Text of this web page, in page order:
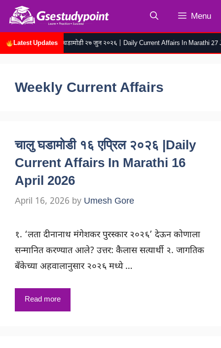
Skip
content
Menu
Latest Updates
रोजच्या चालू घडामोडी २७ जुन २०२६ | Daily Current Affairs In Marathi 27
Weekly Current Affairs
चालु घडामोडी १६ एप्रिल २०२६ |Daily
Current Affairs In Marathi 16
April 2026
April 16, 2026 by Umesh Gore
१. ‘लता दीनानाथ मंगेशकर पुरस्कार २०२६’ देऊन कोणाला
सन्मानित करण्यात आले? उत्तर: कैलास सत्यार्थी २. जागतिक
बँकेच्या अहवालानुसार २०२६ मध्ये …
Read more